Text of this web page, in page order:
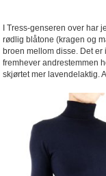
I Tress-genseren over har
rødlig blåtone (kragen og
broen mellom disse. Det
fremhever andrestemmen
skjørtet mer lavendelaktig.